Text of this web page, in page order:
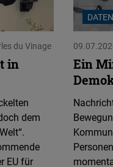
du Vinage
in
dem
EU für
Ein